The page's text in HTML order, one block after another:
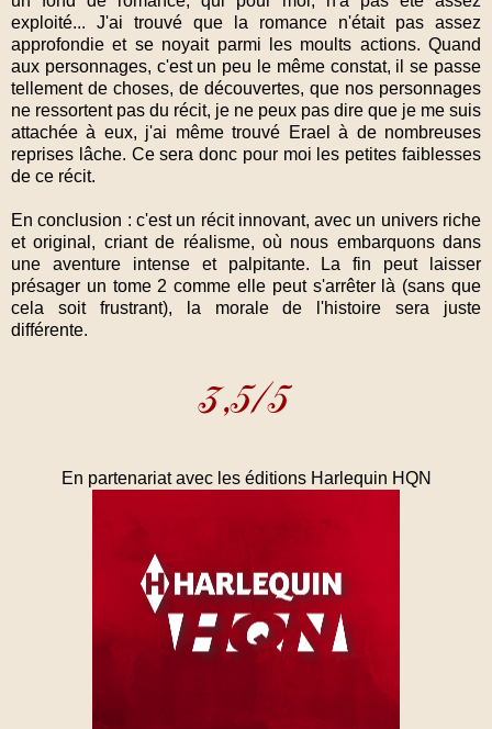
exploité... J'ai trouvé que la romance n'était pas assez
approfondie et se noyait parmi les moults actions. Quand
aux personnages, c'est un peu le même constat, il se passe
tellement de choses, de découvertes, que nos personnages
ne ressortent pas du récit, je ne peux pas dire que je me suis
attachée à eux, j'ai même trouvé Erael à de nombreuses
reprises lâche. Ce sera donc pour moi les petites faiblesses
de ce récit.
En conclusion : c'est un récit innovant, avec un univers riche
et original, criant de réalisme, où nous embarquons dans
une aventure intense et palpitante. La fin peut laisser
présager un tome 2 comme elle peut s'arrêter là (sans que
cela soit frustrant), la morale de l'histoire sera juste
différente.
En partenariat avec les éditions Harlequin HQN